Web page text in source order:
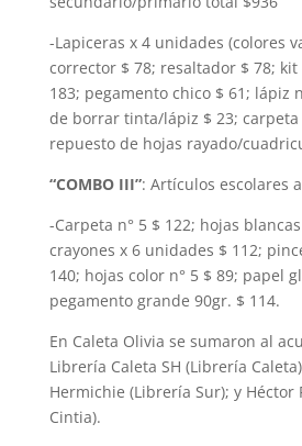
-Lapiceras x 4 unidades (colores
corrector $ 78; resaltador $ 78;
183; pegamento chico $ 61; lápiz
de borrar tinta/lápiz $ 23; carpeta
repuesto de hojas rayado/
“COMBO III”: Artículos escolares
-Carpeta n° 5 $ 122; hojas
crayones x 6 unidades $ 112;
140; hojas color n° 5 $ 89; papel
pegamento grande 90gr. $ 114.
En Caleta Olivia se sumaron al
Librería Caleta SH (Librería
Hermichie (Librería Sur); y Héctor
Cintia).